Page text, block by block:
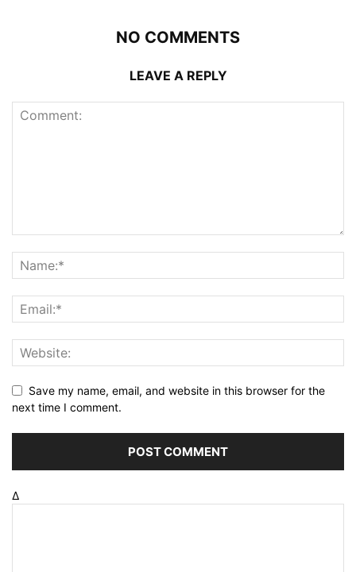
NO COMMENTS
LEAVE A REPLY
Save my name, email, and website in this browser for the
next time I comment.
Δ